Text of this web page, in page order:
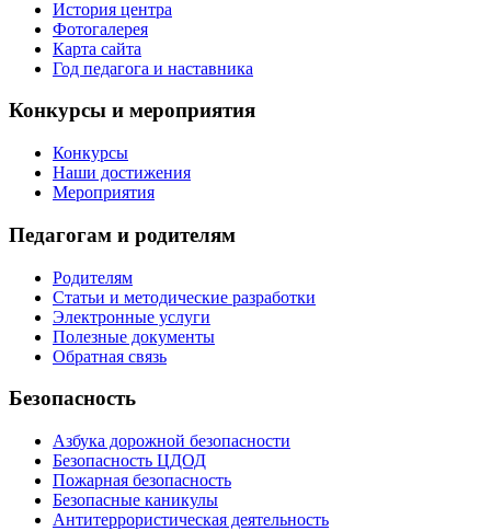
История центра
Фотогалерея
Карта сайта
Год педагога и наставника
Конкурсы и мероприятия
Конкурсы
Наши достижения
Мероприятия
Педагогам и родителям
Родителям
Статьи и методические разработки
Электронные услуги
Полезные документы
Обратная связь
Безопасность
Азбука дорожной безопасности
Безопасность ЦДОД
Пожарная безопасность
Безопасные каникулы
Антитеррористическая деятельность